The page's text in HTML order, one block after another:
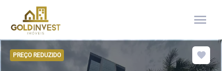
menu
PREÇO REDUZIDO